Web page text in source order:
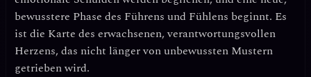
bewusstere Phase des Führens und Fühlens beginnt. Es
ist die Karte des erwachsenen, verantwortungsvollen
Herzens, das nicht länger von unbewussten Mustern
getrieben wird.